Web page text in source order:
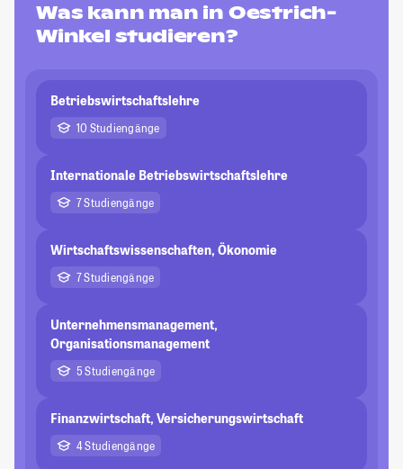
Was kann man in Oestrich-
Winkel studieren?
Betriebswirtschaftslehre
10 Studiengänge
Internationale Betriebswirtschaftslehre
7 Studiengänge
Wirtschaftswissenschaften, Ökonomie
7 Studiengänge
Unternehmensmanagement,
Organisationsmanagement
5 Studiengänge
Finanzwirtschaft, Versicherungswirtschaft
4 Studiengänge